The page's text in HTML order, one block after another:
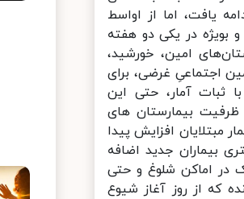
یافت، اما از اواسط
در یکی دو هفته
امین، خورشید،
اجتماعیِ غرضی، برای
ثبات آمار، حتی این
بیمارستان های
افزایش پیدا
بیماران جدید اضافه
در اماکن شلوغ و حتی
از روز آغاز شیوع